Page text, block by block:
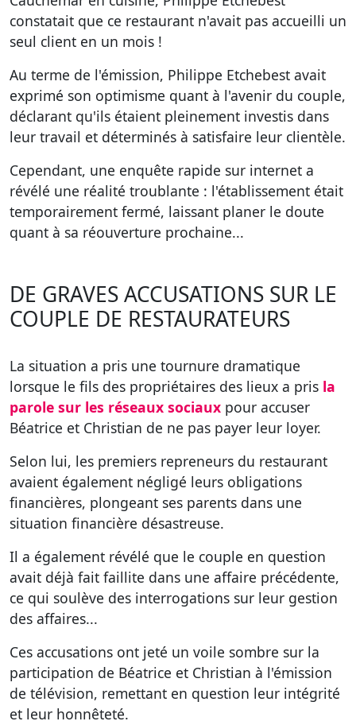
constatait que ce restaurant n'avait pas accueilli un
seul client en un mois !
Au terme de l'émission, Philippe Etchebest avait
exprimé son optimisme quant à l'avenir du couple,
déclarant qu'ils étaient pleinement investis dans
leur travail et déterminés à satisfaire leur clientèle.
Cependant, une enquête rapide sur internet a
révélé une réalité troublante : l'établissement était
temporairement fermé, laissant planer le doute
quant à sa réouverture prochaine...
DE GRAVES ACCUSATIONS SUR LE
COUPLE DE RESTAURATEURS
La situation a pris une tournure dramatique
lorsque le fils des propriétaires des lieux a pris la
parole sur les réseaux sociaux pour accuser
Béatrice et Christian de ne pas payer leur loyer.
Selon lui, les premiers repreneurs du restaurant
avaient également négligé leurs obligations
financières, plongeant ses parents dans une
situation financière désastreuse.
Il a également révélé que le couple en question
avait déjà fait faillite dans une affaire précédente,
ce qui soulève des interrogations sur leur gestion
des affaires...
Ces accusations ont jeté un voile sombre sur la
participation de Béatrice et Christian à l'émission
de télévision, remettant en question leur intégrité
et leur honnêteté.